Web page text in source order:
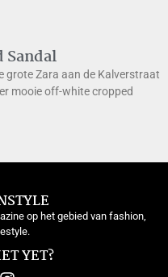
Sandal
grote Zara aan de Kalverstraat
mooie off-white cropped
op het gebied van fashion,
YET?